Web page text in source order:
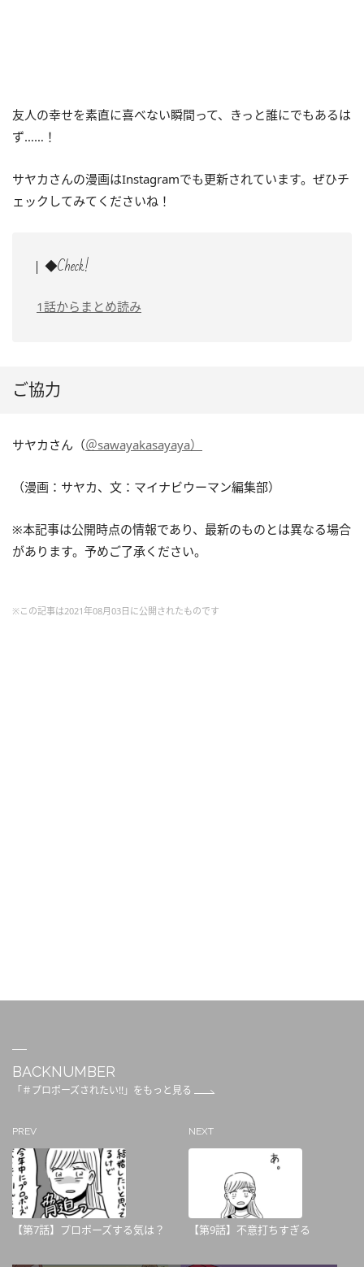
友人の幸せを素直に喜べない瞬間って、きっと誰にでもあるは
ず……！
サヤカさんの漫画はInstagramでも更新されています。ぜひチ
ェックしてみてくださいね！
◆Check!
1話からまとめ読み
ご協力
サヤカさん（＠sawayakasayaya）
（漫画：サヤカ、文：マイナビウーマン編集部）
※本記事は公開時点の情報であり、最新のものとは異なる場合
があります。予めご了承ください。
※この記事は2021年08月03日に公開されたものです
BACKNUMBER
「＃プロポーズされたい!!」をもっと見る
PREV
【第7話】プロポーズする気は？
NEXT
【第9話】不意打ちすぎる